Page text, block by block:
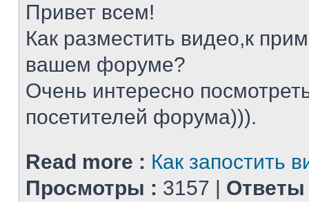
Привет всем!
Как разместить видео,к
вашем форуме?
Очень интересно
посетителей форума))).
Read more : Как запостить
Просмотры : 3157 | Ответы